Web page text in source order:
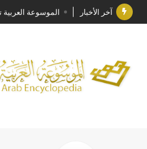
آخر الأخبار الموسوعة العربية
جائزة مجمع الملك
الأستاذ إياد خالد
السيد محمد ياسين